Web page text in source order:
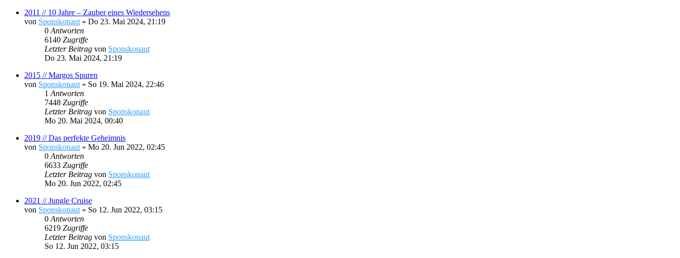
2011 // 10 Jahre – Zauber eines Wiedersehens
von Sponskonaut » Do 23. Mai 2024, 21:19
0 Antworten
6140 Zugriffe
Letzter Beitrag von Sponskonaut
Do 23. Mai 2024, 21:19
2015 // Margos Spuren
von Sponskonaut » So 19. Mai 2024, 22:46
1 Antworten
7448 Zugriffe
Letzter Beitrag von Sponskonaut
Mo 20. Mai 2024, 00:40
2019 // Das perfekte Geheimnis
von Sponskonaut » Mo 20. Jun 2022, 02:45
0 Antworten
6633 Zugriffe
Letzter Beitrag von Sponskonaut
Mo 20. Jun 2022, 02:45
2021 // Jungle Cruise
von Sponskonaut » So 12. Jun 2022, 03:15
0 Antworten
6219 Zugriffe
Letzter Beitrag von Sponskonaut
So 12. Jun 2022, 03:15